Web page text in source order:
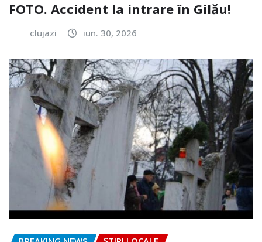
FOTO. Accident la intrare în Gilău!
clujazi iun. 30, 2026